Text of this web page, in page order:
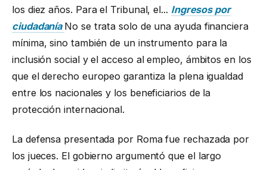
los diez años. Para el Tribunal, el... Ingresos por
ciudadanía No se trata solo de una ayuda financiera
mínima, sino también de un instrumento para la
inclusión social y el acceso al empleo, ámbitos en los
que el derecho europeo garantiza la plena igualdad
entre los nacionales y los beneficiarios de la
protección internacional.
La defensa presentada por Roma fue rechazada por
los jueces. El gobierno argumentó que el largo